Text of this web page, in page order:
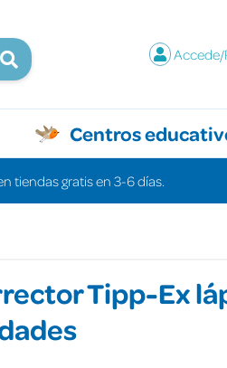
Accede/
Centros
tiendas gratis en 3-6 días.
Tipp-Ex